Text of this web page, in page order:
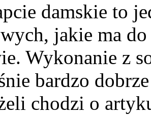
damskie to
jakie ma
Wykonanie z
bardzo
chodzi o